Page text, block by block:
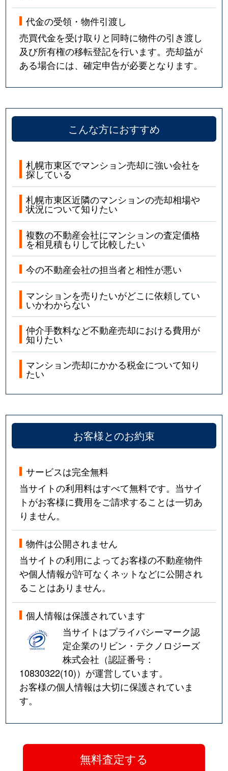
代金の受領・物件引渡し
売買代金を受け取りと同時に物件の引き渡し
及び所有権の移転登記を行います。売却益が
ある場合には、確定申告が必要となります。
こんな方におすすめ
札幌市東区でマンション売却に強い会社を
探している
札幌市東区近隣のマンションの売却相場や
状況について知りたい
複数の不動産会社にマンションの査定価格
を相見積もりして比較したい
今の不動産会社の担当者と相性が悪い
マンションを売りたいがどこに依頼してい
いかわからない
仲介手数料など不動産売却における費用が
知りたい
マンション売却にかかる税金について知り
たい
お客様とのお約束
サービスは完全無料
当サイトの利用料はすべて無料です。当サイ
トがお客様に費用をご請求することは一切あ
りません。
物件は公開されません
当サイトの利用によってお客様の不動産物件
や個人情報が許可なくネットなどに公開され
ることはありません。
個人情報は保護されています
当サイトはプライバシーマーク認
定企業のリビン・テクノロジーズ
株式会社（認証番号：
10830322(10)）が運営しています。
お客様の個人情報は大切に保護されていま
す。